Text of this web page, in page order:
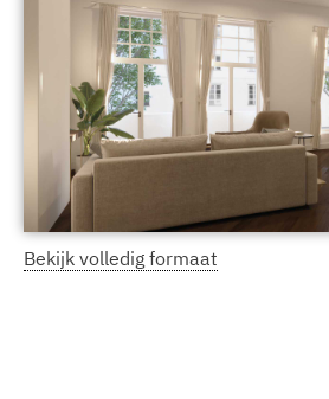
Bekijk volledig formaat